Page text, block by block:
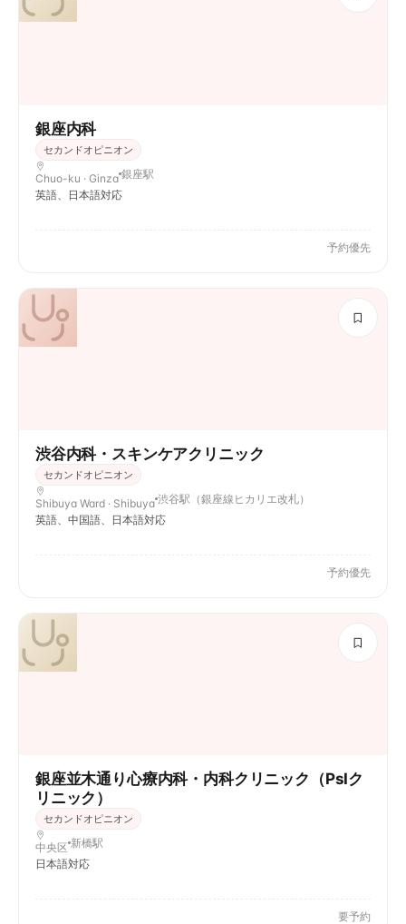
銀座内科
セカンドオピニオン
Chuo-ku · Ginza 銀座駅
英語、日本語対応
予約優先
渋谷内科・スキンケアクリニック
セカンドオピニオン
Shibuya Ward · Shibuya 渋谷駅（銀座線ヒカリエ改札）
英語、中国語、日本語対応
予約優先
銀座並木通り心療内科・内科クリニック（PsIク
リニック）
セカンドオピニオン
中央区 新橋駅
日本語対応
要予約